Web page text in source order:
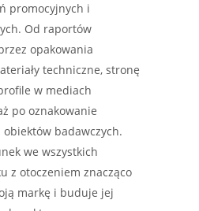
promocyjnych i
Od raportów
opakowania
techniczne, stronę
w mediach
po oznakowanie
badawczych.
we wszystkich
z otoczeniem znacząco
markę i buduje jej